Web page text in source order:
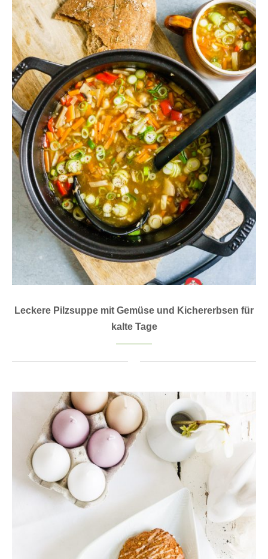
Leckere Pilzsuppe mit Gemüse und Kichererbsen für
kalte Tage